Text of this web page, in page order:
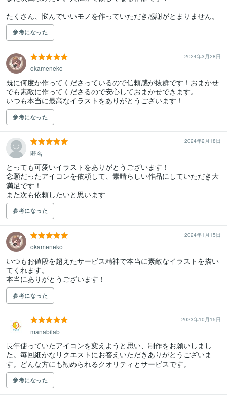
たくさん、悩んでいいモノを作っていただき感謝がとまりません。
参考になった
2024年3月28日
okameneko
既に何度か作ってくださっているので信頼感が抜群です！おまかせ
でも素敵に作ってくださるので安心しておまかせできます。
いつも本当に最高なイラストをありがとうございます！
参考になった
2024年2月18日
匿名
とっても可愛いイラストをありがとうございます！
念願だったアイコンを依頼して、素晴らしい作品にしていただき大
満足です！
また次も依頼したいと思います
参考になった
2024年1月15日
okameneko
いつもお値段を超えたサービス精神で本当に素敵なイラストを描い
てくれます。
本当にありがとうございます！
参考になった
2023年10月15日
manabilab
長年使っていたアイコンを変えようと思い、制作をお願いしまし
た。毎回細かなリクエストにお答えいただきありがとうございま
す。どんな方にも勧められるクオリティとサービスです。
参考になった